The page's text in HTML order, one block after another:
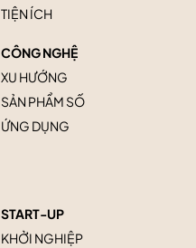
TIỆN ÍCH
CÔNG NGHỆ
XU HƯỚNG
SẢN PHẨM SỐ
ỨNG DỤNG
START-UP
KHỞI NGHIỆP